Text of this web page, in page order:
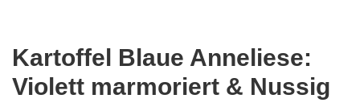
Kartoffel Blaue Anneliese:
Violett marmoriert & Nussig